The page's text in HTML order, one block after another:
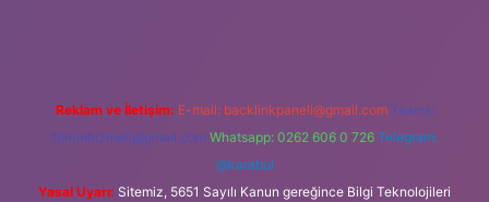
Reklam ve İletişim: E-mail: backlinkpaneli@gmail.com Teams:
forumhizmeti@gmail.com Whatsapp: 0262 606 0 726 Telegram:
@karabul
Yasal Uyarı: Sitemiz, 5651 Sayılı Kanun gereğince Bilgi Teknolojileri